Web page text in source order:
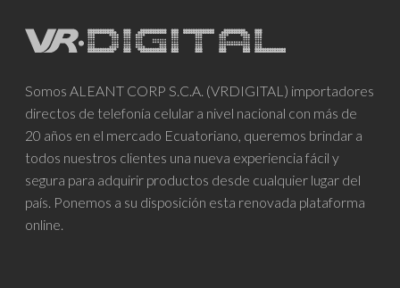
Somos ALEANT CORP S.C.A. (VRDIGITAL) importadores
directos de telefonía celular a nivel nacional con más de
20 años en el mercado Ecuatoriano, queremos brindar a
todos nuestros clientes una nueva experiencia fácil y
segura para adquirir productos desde cualquier lugar del
país. Ponemos a su disposición esta renovada plataforma
online.